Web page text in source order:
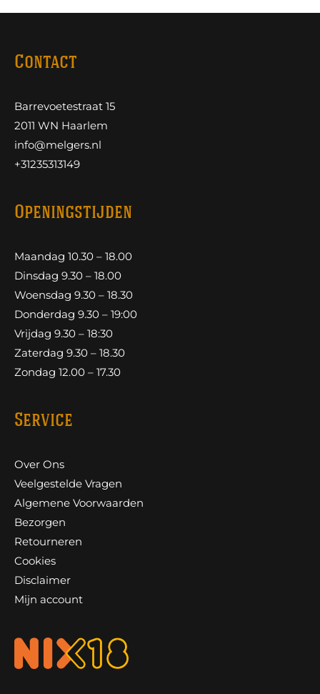
Contact
Barrevoetestraat 15
2011 WN Haarlem
info@melgers.nl
+31235313149
Openingstijden
Maandag 10.30 – 18.00
Dinsdag 9.30 – 18.00
Woensdag 9.30 – 18.30
Donderdag 9.30 – 19:00
Vrijdag 9.30 – 18:30
Zaterdag 9.30 – 18.30
Zondag 12.00 – 17.30
Service
Over Ons
Veelgestelde Vragen
Algemene Voorwaarden
Bezorgen
Retourneren
Cookies
Disclaimer
Mijn account